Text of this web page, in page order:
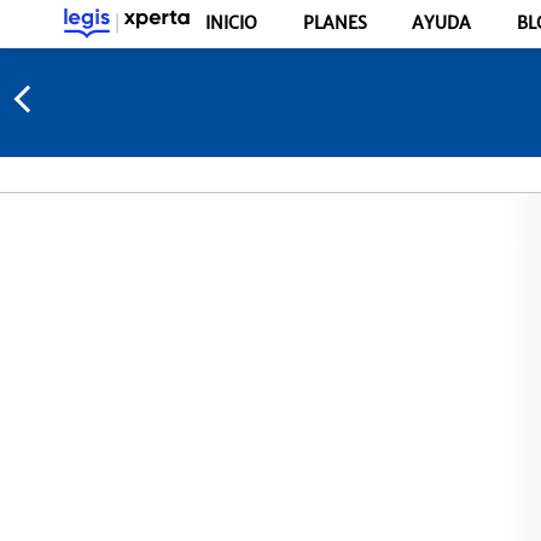
INICIO PLANES AYUDA